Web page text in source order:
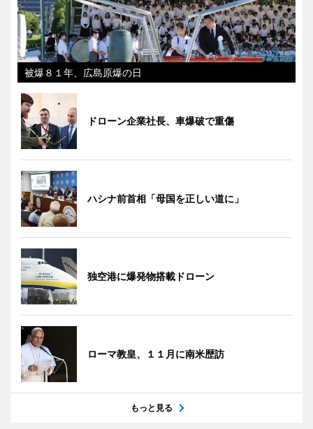
被爆８１年、広島原爆の日
ドローン企業社長、車爆破で重傷
ハシナ前首相「母国を正しい道に」
独空港に爆発物搭載ドローン
ローマ教皇、１１月に南米歴訪
もっと見る